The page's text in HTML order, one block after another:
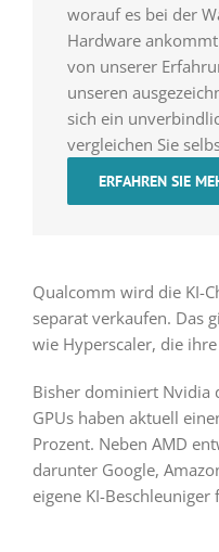
worauf es bei der
Hardware
von unserer
unseren
sich ein
vergleichen Sie
ERFAHREN SIE
Qualcomm wird die KI-
separat verkaufen. Das
wie Hyperscaler, die
Bisher dominiert Nvidia
GPUs haben aktuell
Prozent. Neben AMD
darunter Google,
eigene KI-